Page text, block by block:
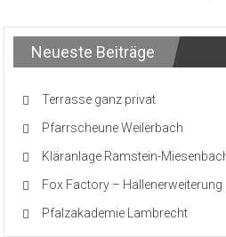
Neueste Beiträge
Terrasse ganz privat
Pfarrscheune Weilerbach
Kläranlage Ramstein-
Fox Factory – Hallenerweiterung
Pfalzakademie Lambrecht